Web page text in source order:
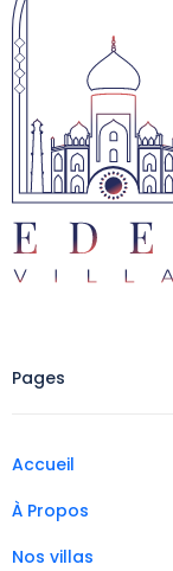
Pages
Accueil
À Propos
Nos villas